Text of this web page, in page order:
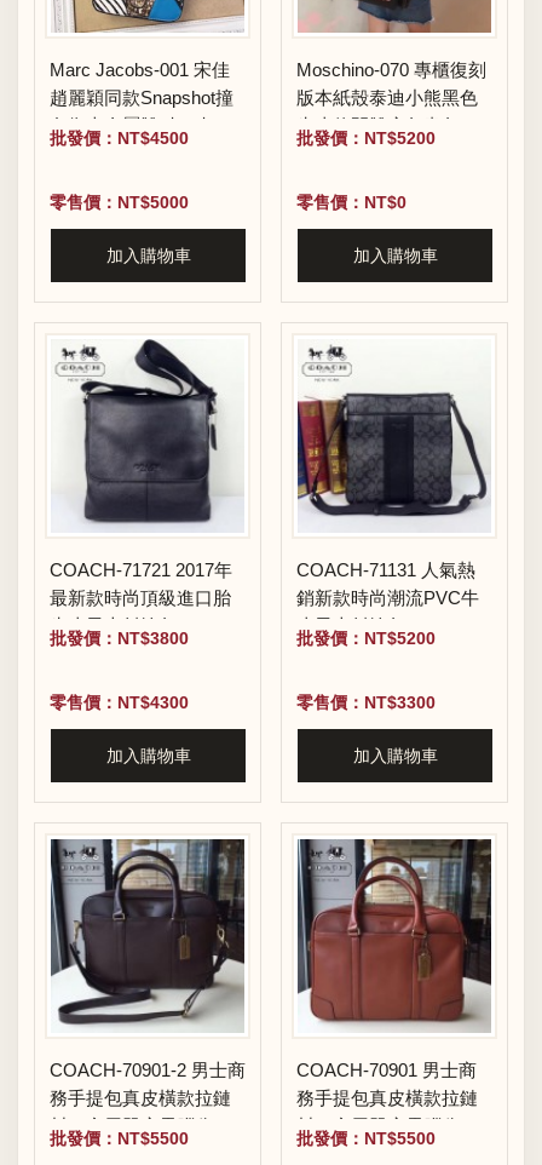
Marc Jacobs-001 宋佳
趙麗穎同款Snapshot撞
色復古金屬雙J扣D扣全
新電鍍Logo相機包
批發價：NT$4500
零售價：NT$5000
加入購物車
Moschino-070 專櫃復刻
版本紙殼泰迪小熊黑色
牛皮休閒雙肩包書包
批發價：NT$5200
零售價：NT$0
加入購物車
COACH-71721 2017年
最新款時尚頂級進口胎
牛皮男士斜挎包
批發價：NT$3800
零售價：NT$4300
加入購物車
COACH-71131 人氣熱
銷新款時尚潮流PVC牛
皮男士斜挎包
批發價：NT$5200
零售價：NT$3300
加入購物車
COACH-70901-2 男士商
務手提包真皮橫款拉鏈
封口實用單肩電腦公文
包
批發價：NT$5500
COACH-70901 男士商
務手提包真皮橫款拉鏈
封口實用單肩電腦公文
包
批發價：NT$5500